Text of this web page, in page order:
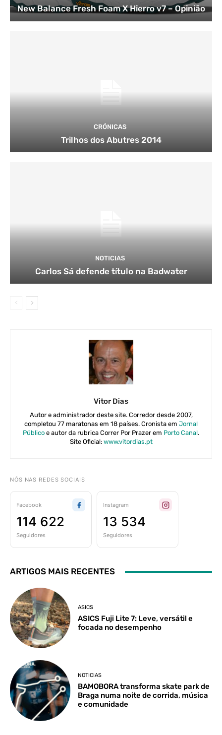
New Balance Fresh Foam X Hierro v7 – Opinião
CRÓNICAS
Trilhos dos Abutres 2014
NOTICIAS
Carlos Sá defende título na Badwater
Vitor Dias
Autor e administrador deste site. Corredor desde 2007,
completou 77 maratonas em 18 países. Cronista em Jornal
Público e autor da rubrica Correr Por Prazer em Porto Canal.
Site Oficial: www.vitordias.pt
NÓS NAS REDES SOCIAIS
Facebook
114 622
Seguidores
Instagram
13 534
Seguidores
ARTIGOS MAIS RECENTES
ASICS
ASICS Fuji Lite 7: Leve, versátil e
focada no desempenho
NOTICIAS
BAMOBORA transforma skate park de
Braga numa noite de corrida, música
e comunidade